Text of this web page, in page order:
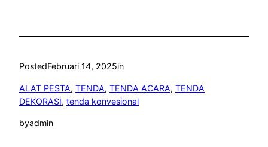
PostedFebruari 14, 2025in
ALAT PESTA, TENDA, TENDA ACARA, TENDA
DEKORASI, tenda konvesional
byadmin